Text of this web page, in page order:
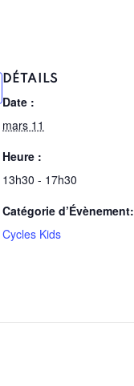
DÉTAILS
Date :
mars 11
Heure :
13h30 - 17h30
Catégorie d’Évènement:
Cycles Kids